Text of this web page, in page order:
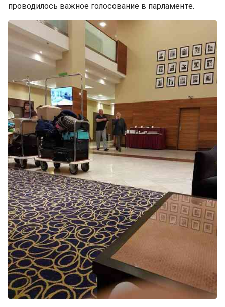
проводилось важное голосование в парламенте.